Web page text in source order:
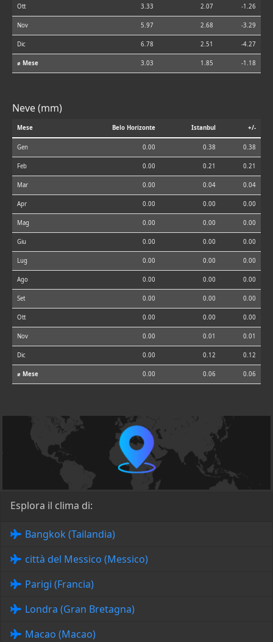
Ott 3.33 2.07 -1.26
Nov 5.97 2.68 -3.29
Dic 6.78 2.51 -4.27
⌀ Mese 3.03 1.85 -1.18
Neve (mm)
Mese Belo Horizonte Istanbul +/-
Gen 0.00 0.38 0.38
Feb 0.00 0.21 0.21
Mar 0.00 0.04 0.04
Apr 0.00 0.00 0.00
Mag 0.00 0.00 0.00
Giu 0.00 0.00 0.00
Lug 0.00 0.00 0.00
Ago 0.00 0.00 0.00
Set 0.00 0.00 0.00
Ott 0.00 0.00 0.00
Nov 0.00 0.01 0.01
Dic 0.00 0.12 0.12
⌀ Mese 0.00 0.06 0.06
Esplora il clima di:
Bangkok (Tailandia)
città del Messico (Messico)
Parigi (Francia)
Londra (Gran Bretagna)
Macao (Macao)